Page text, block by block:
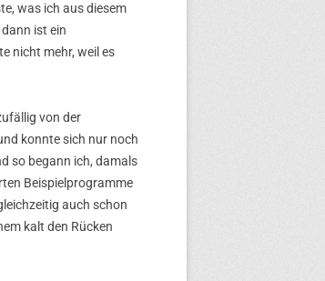
was ich aus diesem
ist ein
nicht mehr, weil es
von der
konnte sich nur noch
so begann ich, damals
Beispielprogramme
auch schon
kalt den Rücken